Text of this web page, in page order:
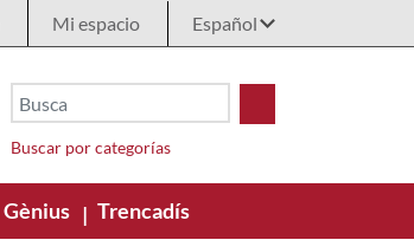
Mi espacio
Buscar por categorías
Gènius | Trencadís